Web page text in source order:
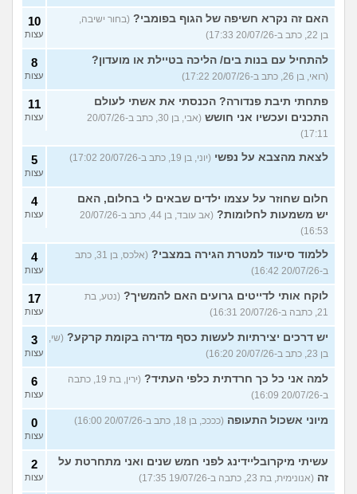
האם זה נקרא חשיפה של הגוף בפומבי? (בחור ישיבה,
בן 22, כתב ב-20/07/26 17:33)
10
עצות
להתחיל עם בנות בים/ הליכה בטיילת או מועדון?
(רואי, בן 26, כתב ב-20/07/26 17:22)
8
עצות
פתחתי תיבת פנדורה? הכנסתי את אשתי לעולם
התכנים ועכשיו אני חושש
(אבי, בן 30, כתב ב-20/07/26
17:11)
11
עצות
לצאת מהצבא על נפשי (יוני, בן 19, כתב ב-20/07/26 17:02) 5
עצות
חלום שחוזר על עצמו ילדים שבאים לי בחלום, האם
יש משמעות לחלומות?
(אב עובד, בן 44, כתב ב-20/07/26
16:53)
4
עצות
ללמוד סיעוד למטרת הגירה במצבי?
(אלכס, בן 31, כתב
ב-20/07/26 16:42)
4
עצות
לוקח אותי לדייטים גרועים האם להמשיך? (נטע, בת
21, כתבה ב-20/07/26 16:31)
17
עצות
יש דרכים יצירתיות לעשות כסף מדירה בקומת קרקע? (שי,
בן 23, כתב ב-20/07/26 16:20)
3
עצות
למה אני כל כך חרדתית כלפי העתיד?
(ירין, בת 19, כתבה
ב-20/07/26 16:09)
6
עצות
מיוני אשכול התעופה (ככככ, בן 18, כתב ב-20/07/26 16:00) 0
עצות
עשיתי מיקרובליידינג לפני חמש שנים ואני מתחרטת על
זה (אנונימית, בת 23, כתבה ב-19/07/26 17:35)
2
עצות